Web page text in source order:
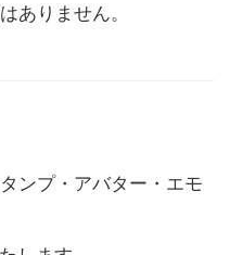
ありません。
ンプ・アバター・エモ